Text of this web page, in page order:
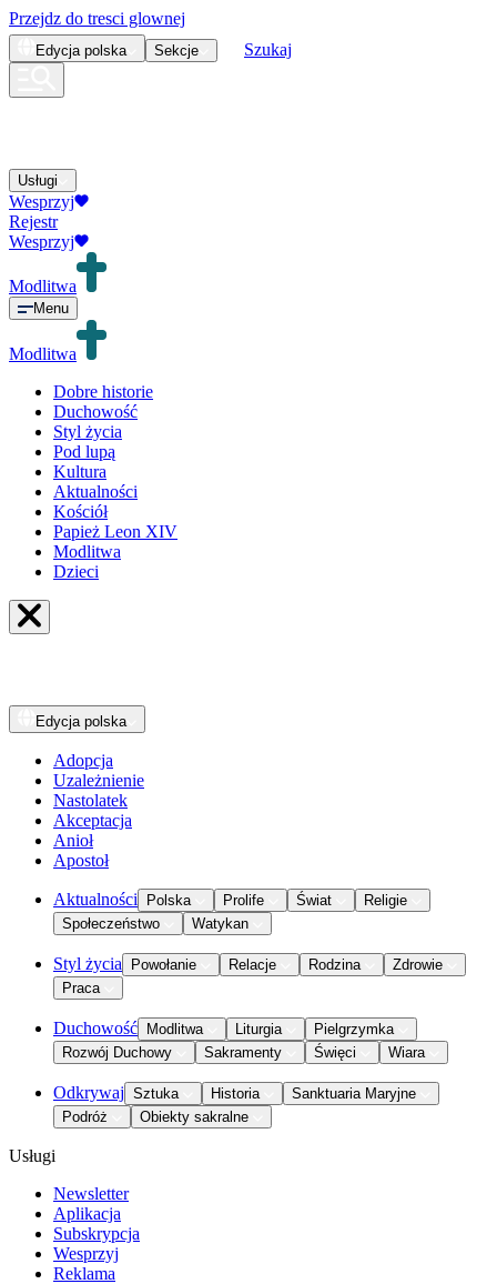
Przejdz do tresci glownej
Edycja polska Sekcje Szukaj
Usługi
Wesprzyj
Rejestr
Wesprzyj
Modlitwa
Menu
Modlitwa
Dobre historie
Duchowość
Styl życia
Pod lupą
Kultura
Aktualności
Kościół
Papież Leon XIV
Modlitwa
Dzieci
Edycja polska
Adopcja
Uzależnienie
Nastolatek
Akceptacja
Anioł
Apostoł
Aktualności Polska Prolife Świat
Religie
Społeczeństwo
Watykan
Styl życia Powołanie Relacje Rodzina
Zdrowie
Praca
Duchowość Modlitwa Liturgia
Pielgrzymka
Rozwój Duchowy
Sakramenty Święci Wiara
Odkrywaj Sztuka Historia
Sanktuaria Maryjne
Podróż
Obiekty sakralne
Usługi
Newsletter
Aplikacja
Subskrypcja
Wesprzyj
Reklama